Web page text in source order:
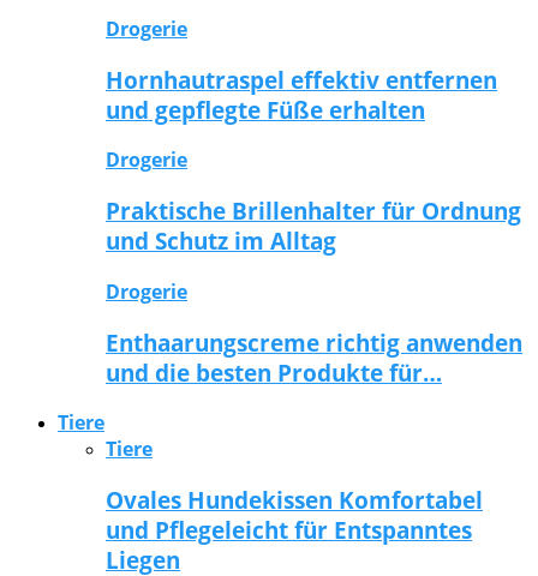
Drogerie
Hornhautraspel effektiv entfernen
und gepflegte Füße erhalten
Drogerie
Praktische Brillenhalter für Ordnung
und Schutz im Alltag
Drogerie
Enthaarungscreme richtig anwenden
und die besten Produkte für…
Tiere
Tiere
Ovales Hundekissen Komfortabel
und Pflegeleicht für Entspanntes
Liegen